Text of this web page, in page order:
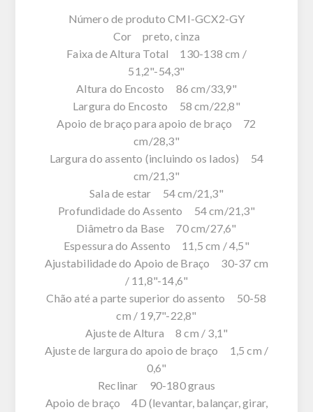
Número de produto CMI-GCX2-GY
Cor preto, cinza
Faixa de Altura Total 130-138 cm /
51,2"-54,3"
Altura do Encosto 86 cm/33,9"
Largura do Encosto 58 cm/22,8"
Apoio de braço para apoio de braço 72
cm/28,3"
Largura do assento (incluindo os lados) 54
cm/21,3"
Sala de estar 54 cm/21,3"
Profundidade do Assento 54 cm/21,3"
Diâmetro da Base 70 cm/27,6"
Espessura do Assento 11,5 cm / 4,5"
Ajustabilidade do Apoio de Braço 30-37 cm
/ 11,8"-14,6"
Chão até a parte superior do assento 50-58
cm / 19,7"-22,8"
Ajuste de Altura 8 cm / 3,1"
Ajuste de largura do apoio de braço 1,5 cm /
0,6"
Reclinar 90-180 graus
Apoio de braço 4D (levantar, balançar, girar,